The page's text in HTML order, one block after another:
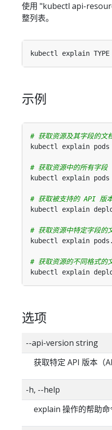
使用 "kubectl api-
整列表。
kubectl explain TYPE
示例
# 获取资源及其字段的文
# 获取资源中的所有字段
# 获取被支持的 API 版
kubectl explain
# 获取资源中特定字段的
# 获取资源的不同格式的
kubectl explain
选项
--api-version string
获取特定 API 版本（
-h, --help
explain 操作的帮助命